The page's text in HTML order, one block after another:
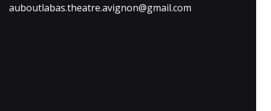
auboutlabas.theatre.avignon@gmail.com